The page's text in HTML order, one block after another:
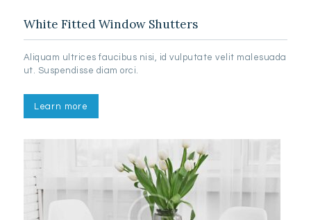
White Fitted Window Shutters
Aliquam ultrices faucibus nisi, id vulputate velit malesuada
ut. Suspendisse diam orci.
Learn more